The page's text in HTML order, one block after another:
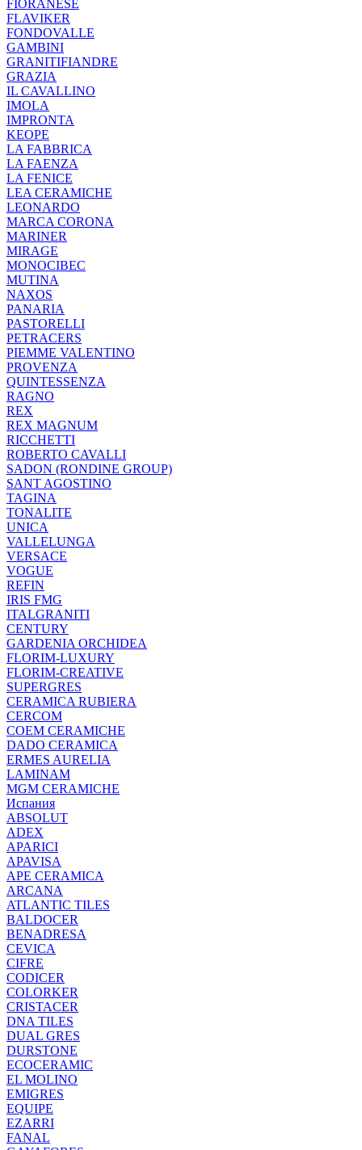
FIORANESE
FLAVIKER
FONDOVALLE
GAMBINI
GRANITIFIANDRE
GRAZIA
IL CAVALLINO
IMOLA
IMPRONTA
KEOPE
LA FABBRICA
LA FAENZA
LA FENICE
LEA CERAMICHE
LEONARDO
MARCA CORONA
MARINER
MIRAGE
MONOCIBEC
MUTINA
NAXOS
PANARIA
PASTORELLI
PETRACERS
PIEMME VALENTINO
PROVENZA
QUINTESSENZA
RAGNO
REX
REX MAGNUM
RICCHETTI
ROBERTO CAVALLI
SADON (RONDINE GROUP)
SANT AGOSTINO
TAGINA
TONALITE
UNICA
VALLELUNGA
VERSACE
VOGUE
REFIN
IRIS FMG
ITALGRANITI
CENTURY
GARDENIA ORCHIDEA
FLORIM-LUXURY
FLORIM-CREATIVE
SUPERGRES
CERAMICA RUBIERA
CERCOM
COEM CERAMICHE
DADO CERAMICA
ERMES AURELIA
LAMINAM
MGM CERAMICHE
Испания
ABSOLUT
ADEX
APARICI
APAVISA
APE CERAMICA
ARCANA
ATLANTIC TILES
BALDOCER
BENADRESA
CEVICA
CIFRE
CODICER
COLORKER
CRISTACER
DNA TILES
DUAL GRES
DURSTONE
ECOCERAMIC
EL MOLINO
EMIGRES
EQUIPE
EZARRI
FANAL